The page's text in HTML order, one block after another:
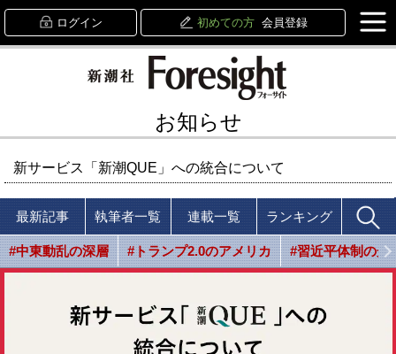
ログイン 初めての方 会員登録
お知らせ
新サービス「新潮QUE」への統合について
最新記事 執筆者一覧 連載一覧 ランキング
#中東動乱の深層 #トランプ2.0のアメリカ #習近平体制の光